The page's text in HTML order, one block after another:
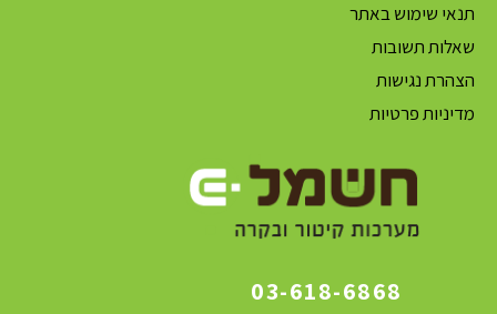
תנאי שימוש באתר
שאלות תשובות
הצהרת נגישות
מדיניות פרטיות
03-618-6868